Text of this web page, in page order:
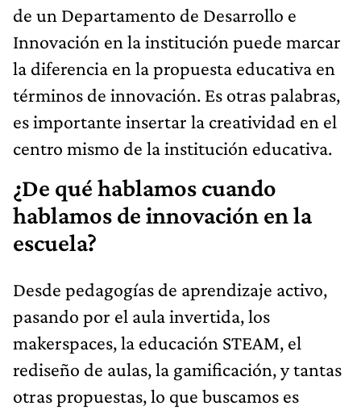
de un Departamento de Desarrollo e
Innovación en la institución puede marcar
la diferencia en la propuesta educativa en
términos de innovación. Es otras palabras,
es importante insertar la creatividad en el
centro mismo de la institución educativa.
¿De qué hablamos cuando
hablamos de innovación en la
escuela?
Desde pedagogías de aprendizaje activo,
pasando por el aula invertida, los
makerspaces, la educación STEAM, el
rediseño de aulas, la gamificación, y tantas
otras propuestas, lo que buscamos es